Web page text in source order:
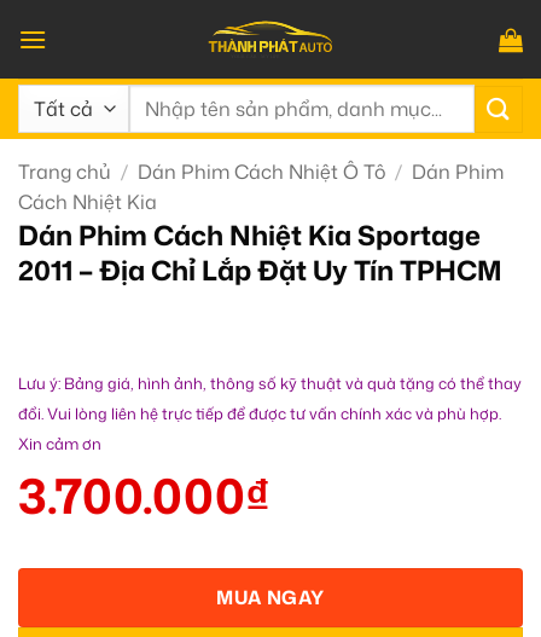
qua
nội
dung
Tìm
Trang chủ / Dán Phim Cách Nhiệt Ô Tô / Dán Phim
Cách Nhiệt Kia
Dán Phim Cách Nhiệt Kia Sportage
2011 – Địa Chỉ Lắp Đặt Uy Tín TPHCM
Lưu ý: Bảng giá, hình ảnh, thông số kỹ thuật và quà tặng có thể thay
đổi. Vui lòng liên hệ trực tiếp để được tư vấn chính xác và phù hợp.
Xin cảm ơn
3.700.000₫
MUA NGAY